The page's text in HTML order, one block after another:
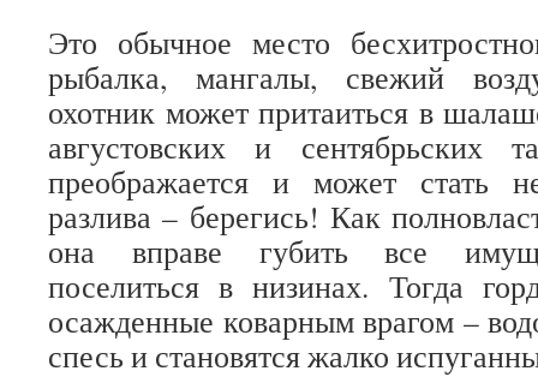
Это обычное место
рыбалка, мангалы, свежий
охотник может притаиться в
августовских и сентябрьских
преображается и может стать
разлива – берегись! Как
она вправе губить все
поселиться в низинах. Тогда
осажденные коварным врагом –
спесь и становятся жалко